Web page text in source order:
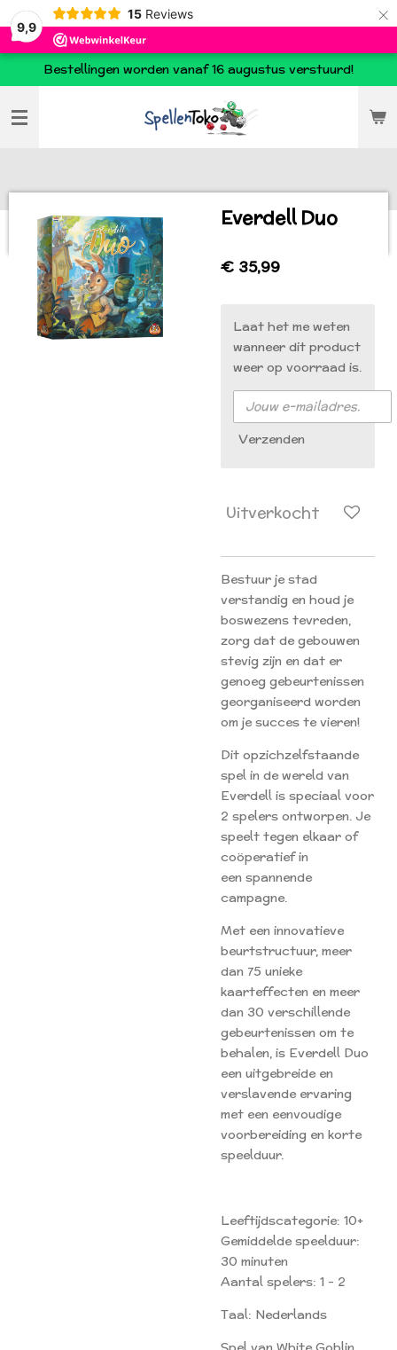
9,9
15 Reviews ×
Bestellingen worden vanaf 16 augustus verstuurd!
Everdell Duo
€ 35,99
Laat het me weten
wanneer dit product
weer op voorraad is.
Verzenden
Uitverkocht
Bestuur je stad
verstandig en houd je
boswezens tevreden,
zorg dat de gebouwen
stevig zijn en dat er
genoeg gebeurtenissen
georganiseerd worden
om je succes te vieren!
Dit opzichzelfstaande
spel in de wereld van
Everdell is speciaal voor
2 spelers ontworpen. Je
speelt tegen elkaar of
coöperatief in
een spannende
campagne.
Met een innovatieve
beurtstructuur, meer
dan 75 unieke
kaarteffecten en meer
dan 30 verschillende
gebeurtenissen om te
behalen, is Everdell Duo
een uitgebreide en
verslavende ervaring
met een eenvoudige
voorbereiding en korte
speelduur.
Leeftijdscategorie: 10+
Gemiddelde speelduur:
30 minuten
Aantal spelers: 1 - 2
Taal: Nederlands